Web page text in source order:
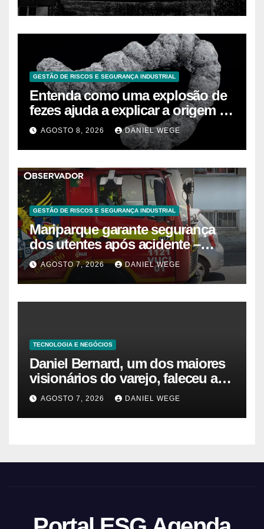
GESTÃO DE RISCOS E SEGURANÇA INDUSTRIAL
Entenda como uma explosão de
fezes ajuda a explicar a origem da
vida moderna
AGOSTO 8, 2026 DANIEL WEGE
GESTÃO DE RISCOS E SEGURANÇA INDUSTRIAL
Mariparque garante segurança
dos utentes após acidente –
Observador
AGOSTO 7, 2026 DANIEL WEGE
TECNOLOGIA E NEGÓCIOS
Daniel Bernard, um dos maiores
visionários do varejo, faleceu aos
80 anos – Sincovaga Notícias
AGOSTO 7, 2026 DANIEL WEGE